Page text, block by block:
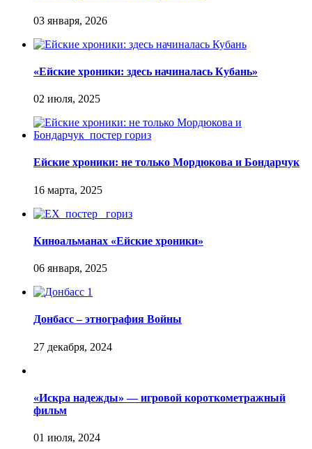
«Ейские хроники: здесь начиналась Кубань»
Ейские хроники: не только Мордюкова и Бондарчук
Киноальманах «Ейские хроники»
Донбасс – этнография Войны
«Искра надежды» — игровой короткометражный
фильм